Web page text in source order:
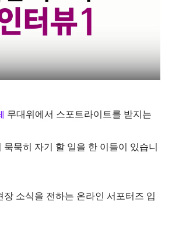
무대위에서 스포트라이트를 받지는
묵묵히 자기 할 일을 한 이들이 있습니
장 소식을 전하는 온라인 서포터즈 입